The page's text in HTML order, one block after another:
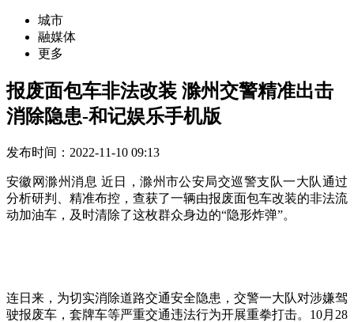
城市
融媒体
更多
报废面包车非法改装 滁州交警精准出击
消除隐患-和记娱乐手机版
发布时间：2022-11-10 09:13
安徽网滁州消息 近日，滁州市公安局交巡警支队一大队通过
分析研判、精准布控，查获了一辆由报废面包车改装的非法流
动加油车，及时清除了这枚群众身边的“隐形炸弹”。
连日来，为切实消除道路交通安全隐患，交警一大队对涉嫌驾
驶报废车，套牌车等严重交通违法行为开展重拳打击。10月28